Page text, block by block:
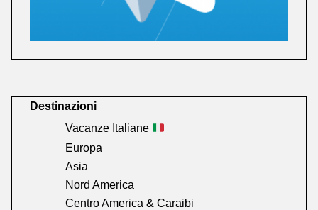
Destinazioni
Vacanze Italiane
Europa
Asia
Nord America
Centro America & Caraibi